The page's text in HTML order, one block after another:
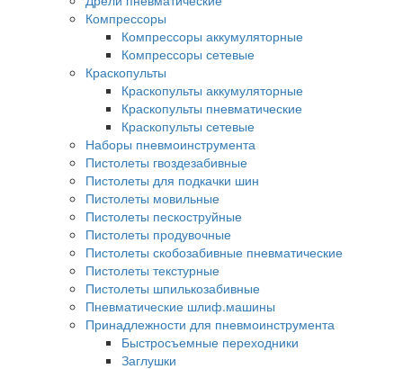
Компрессоры
Компрессоры аккумуляторные
Компрессоры сетевые
Краскопульты
Краскопульты аккумуляторные
Краскопульты пневматические
Краскопульты сетевые
Наборы пневмоинструмента
Пистолеты гвоздезабивные
Пистолеты для подкачки шин
Пистолеты мовильные
Пистолеты пескоструйные
Пистолеты продувочные
Пистолеты скобозабивные пневматические
Пистолеты текстурные
Пистолеты шпилькозабивные
Пневматические шлиф.машины
Принадлежности для пневмоинструмента
Быстросъемные переходники
Заглушки